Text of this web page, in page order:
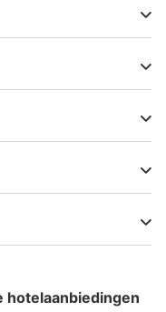
hotelaanbiedingen